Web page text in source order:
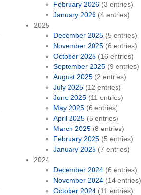
February 2026 (3 entries)
January 2026 (4 entries)
2025
December 2025 (5 entries)
November 2025 (6 entries)
October 2025 (16 entries)
September 2025 (9 entries)
August 2025 (2 entries)
July 2025 (12 entries)
June 2025 (11 entries)
May 2025 (6 entries)
April 2025 (5 entries)
March 2025 (8 entries)
February 2025 (5 entries)
January 2025 (7 entries)
2024
December 2024 (6 entries)
November 2024 (14 entries)
October 2024 (11 entries)